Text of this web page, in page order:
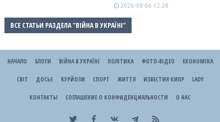
2026-08-06 12:28
ВСЕ СТАТЬИ РАЗДЕЛА "ВІЙНА В УКРАЇНІ"
НАЧАЛО БЛОГИ ВІЙНА В УКРАЇНІ ПОЛІТИКА ФОТО-ВІДЕО ЕКОНОМІКА
СВІТ ДОСЬЄ КУРЙОЗИ СПОРТ ЖИТТЯ ИЗВЕСТИЯ КИПР LADY
КОНТАКТЫ СОГЛАШЕНИЕ О КОНФИДЕНЦИАЛЬНОСТИ О НАС